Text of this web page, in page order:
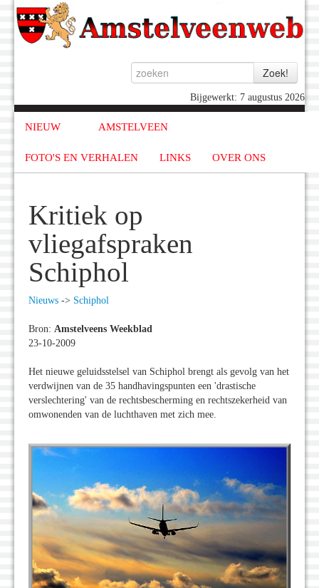
Bijgewerkt: 7 augustus 2026
NIEUW AMSTELVEEN
FOTO'S EN VERHALEN LINKS OVER ONS
Kritiek op
vliegafspraken
Schiphol
Nieuws -> Schiphol
Bron: Amstelveens Weekblad
23-10-2009
Het nieuwe geluidsstelsel van Schiphol brengt als gevolg van het
verdwijnen van de 35 handhavingspunten een 'drastische
verslechtering' van de rechtsbescherming en rechtszekerheid van
omwonenden van de luchthaven met zich mee.